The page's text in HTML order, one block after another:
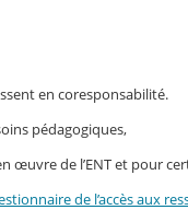
en coresponsabilité.
pédagogiques,
de l’ENT et pour
de l’accès aux